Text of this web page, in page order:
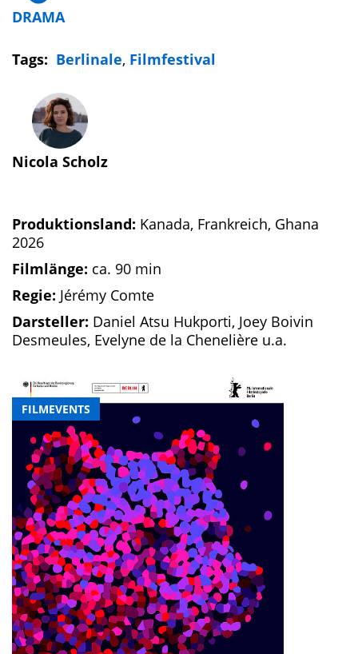
FILMEVENTS
DRAMA
Tags: Berlinale, Filmfestival
Nicola Scholz
Produktionsland: Kanada, Frankreich, Ghana
2026
Filmlänge: ca. 90 min
Regie: Jérémy Comte
Darsteller: Daniel Atsu Hukporti, Joey Boivin
Desmeules, Evelyne de la Chenelière u.a.